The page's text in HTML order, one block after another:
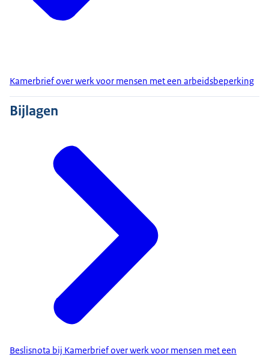
Kamerbrief over werk voor mensen met een arbeidsbeperking
Bijlagen
Beslisnota bij Kamerbrief over werk voor mensen met een